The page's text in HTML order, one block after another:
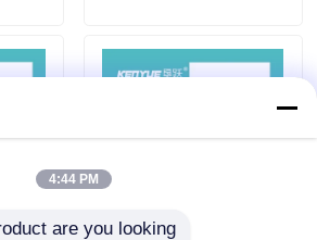
उपकरण
4:44 PM
are you looking